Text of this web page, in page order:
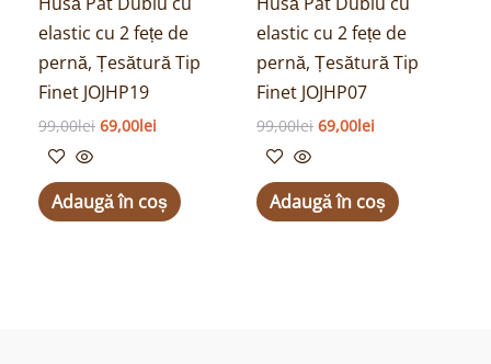
elastic cu 2 fețe de
pernă, Țesătură Tip
Finet JOJHP19
99,00lei 69,00lei
Adaugă în coș
elastic cu 2 fețe de
pernă, Țesătură Tip
Finet JOJHP07
99,00lei 69,00lei
Adaugă în coș